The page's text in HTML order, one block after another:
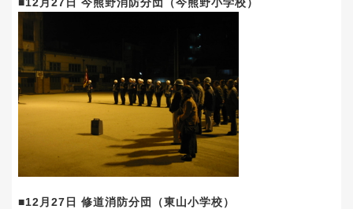
■12月27日 修道消防分団（東山小学校）